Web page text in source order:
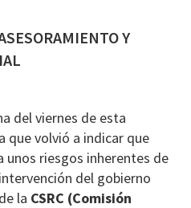
Y
del viernes de esta
que volvió a indicar que
unos riesgos inherentes de
del gobierno
la CSRC (Comisión